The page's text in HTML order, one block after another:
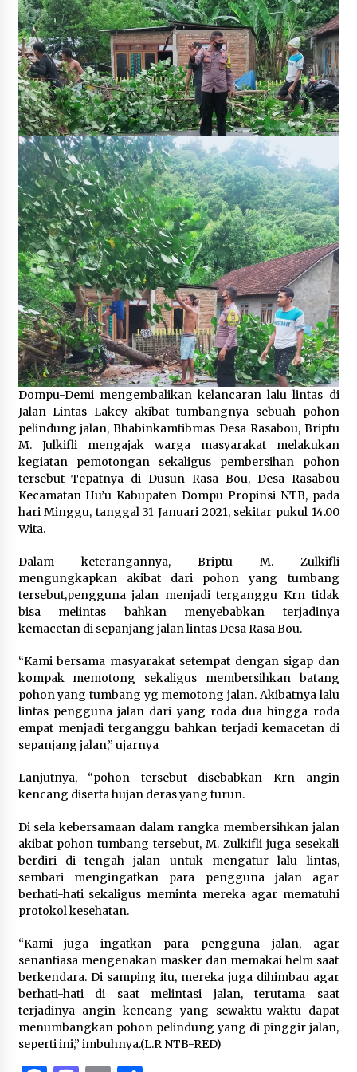
Pelarian terduga Otak Curanmor di Kecamatan
kempo, Berakhir di tangan Tim Opsnal Polsek
Kempo
3 minggu ago
Tim Opsnal Polsek Kempo Amankan salah satu
Terduga Curanmor yang sempat jadi DPO
selama Sepekan
3 minggu ago
Tim Opsnal Polsek Kempo Amankan salah satu
Terduga Curanmor yang sempat jadi DPO
selama Sepekan
3 minggu ago
Sekjen GTKN Desak Revisi PermenPANRB
Nomor 9 Tahun 2026, Soroti Ketidakpastian
Nasib PPPK Paruh Waktu di Tengah
Keterbatasan Fiskal Daerah
4 minggu ago
Polsek Pekat Kawal Aksi Petani Tebu Secara
Humanis, Dialog dengan PT SMS Hasilkan
Kesepakatan Awal Demi Menjaga Harkamtibmas
1 bulan ago
SATRESNARKOBA POLRES DOMPU AMANKAN
TERDUGA PELAKU NARKOTIKA DI KECAMATAN
KEMPO, BELASAN PAKET DIDUGA SABU DISITA
1 bulan ago
Dompu-Demi mengembalikan kelancaran lalu lintas di
Jalan Lintas Lakey akibat tumbangnya sebuah pohon
pelindung jalan, Bhabinkamtibmas Desa Rasabou, Briptu
M. Julkifli mengajak warga masyarakat melakukan
kegiatan pemotongan sekaligus pembersihan pohon
tersebut Tepatnya di Dusun Rasa Bou, Desa Rasabou
Kecamatan Hu’u Kabupaten Dompu Propinsi NTB, pada
hari Minggu, tanggal 31 Januari 2021, sekitar pukul 14.00
Wita.
Dalam keterangannya, Briptu M. Zulkifli
mengungkapkan akibat dari pohon yang tumbang
tersebut,pengguna jalan menjadi terganggu Krn tidak
bisa melintas bahkan menyebabkan terjadinya
kemacetan di sepanjang jalan lintas Desa Rasa Bou.
“Kami bersama masyarakat setempat dengan sigap dan
kompak memotong sekaligus membersihkan batang
pohon yang tumbang yg memotong jalan. Akibatnya lalu
lintas pengguna jalan dari yang roda dua hingga roda
empat menjadi terganggu bahkan terjadi kemacetan di
sepanjang jalan,” ujarnya
Lanjutnya, “pohon tersebut disebabkan Krn angin
kencang diserta hujan deras yang turun.
Di sela kebersamaan dalam rangka membersihkan jalan
akibat pohon tumbang tersebut, M. Zulkifli juga sesekali
berdiri di tengah jalan untuk mengatur lalu lintas,
sembari mengingatkan para pengguna jalan agar
berhati-hati sekaligus meminta mereka agar mematuhi
protokol kesehatan.
“Kami juga ingatkan para pengguna jalan, agar
senantiasa mengenakan masker dan memakai helm saat
berkendara. Di samping itu, mereka juga dihimbau agar
berhati-hati di saat melintasi jalan, terutama saat
terjadinya angin kencang yang sewaktu-waktu dapat
menumbangkan pohon pelindung yang di pinggir jalan,
seperti ini,” imbuhnya.(L.R NTB-RED)